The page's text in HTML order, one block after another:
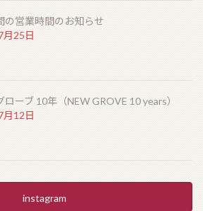
の営業時間のお知らせ
月25日
ローブ 10年（NEW GROVE 10 years）
月12日
instagram